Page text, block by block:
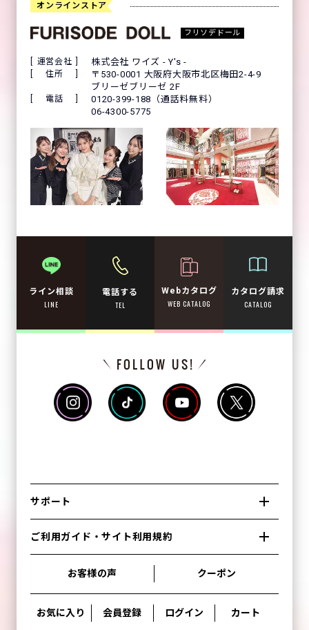
オンラインストア
フリソデドール
運営会社 株式会社 ワイズ - Y's -
住所
〒530-0001 大阪府大阪市北区梅田2-4-9
ブリーゼブリーゼ 2F
電話
0120-399-188（通話料無料）
06-4300-5775
ライン相談
LINE
電話する
TEL
Webカタログ
WEB CATALOG
カタログ請求
CATALOG
サポート
ご利用ガイド・サイト利用規約
お客様の声 クーポン
お気に入り 会員登録 ログイン カート